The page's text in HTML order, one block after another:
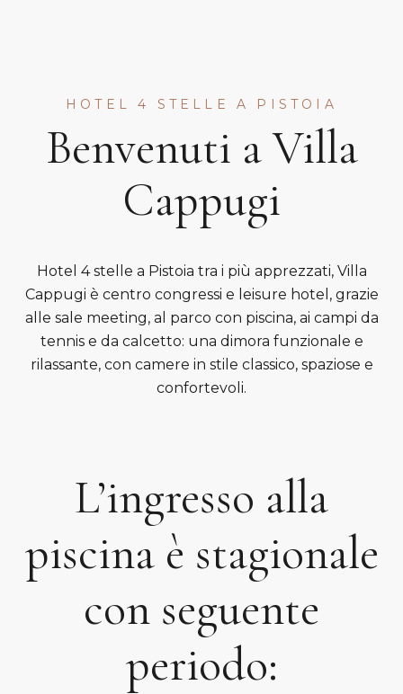
HOTEL 4 STELLE A PISTOIA
Benvenuti a Villa
Cappugi
Hotel 4 stelle a Pistoia tra i più apprezzati, Villa
Cappugi è centro congressi e leisure hotel, grazie
alle sale meeting, al parco con piscina, ai campi da
tennis e da calcetto: una dimora funzionale e
rilassante, con camere in stile classico, spaziose e
confortevoli.
L’ingresso alla
piscina è stagionale
con seguente
periodo: